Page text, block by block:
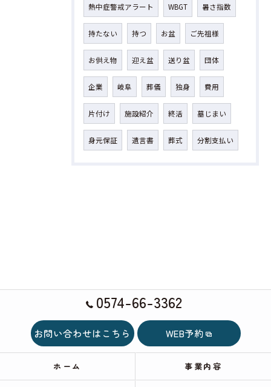
熱中症警戒アラート WBGT 暑さ指数
持たない 持つ お盆 ご先祖様
お供え物 迎え盆 送り盆 団体
企業 岐阜 葬儀 独身 費用
片付け 施設紹介 終活 墓じまい
身元保証 遺言書 葬式 分割支払い
0574-66-3362
お問い合わせはこちら WEB予約
ホーム 事業内容